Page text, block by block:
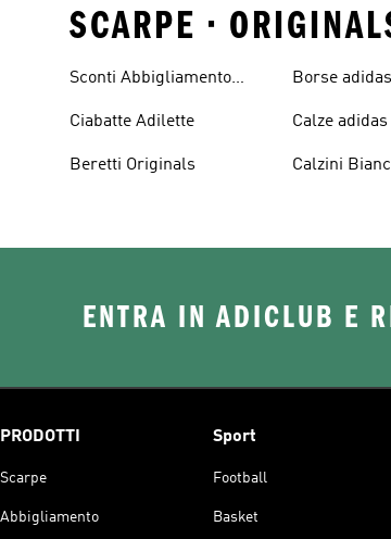
SCARPE •
Sconti Abbigliamento
Ciabatte Adilette
Beretti Originals
Borse
Calze
Calzini
ENTRA IN ADICLUB E
PRODOTTI
Scarpe
Abbigliamento
Sport
Football
Basket